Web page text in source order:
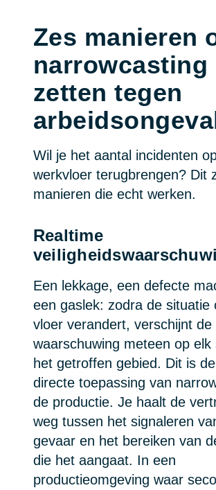
Zes manieren
narrowcasting
zetten tegen
Wil je het aantal incidenten
werkvloer terugbrengen? Dit
manieren die echt werken.
Realtime
Een lekkage, een defecte
een gaslek: zodra de situatie
vloer verandert, verschijnt de
waarschuwing meteen op elk
het getroffen gebied. Dit is
directe toepassing van
de productie. Je haalt de
weg tussen het signaleren
gevaar en het bereiken van
die het aangaat. In een
productieomgeving waar